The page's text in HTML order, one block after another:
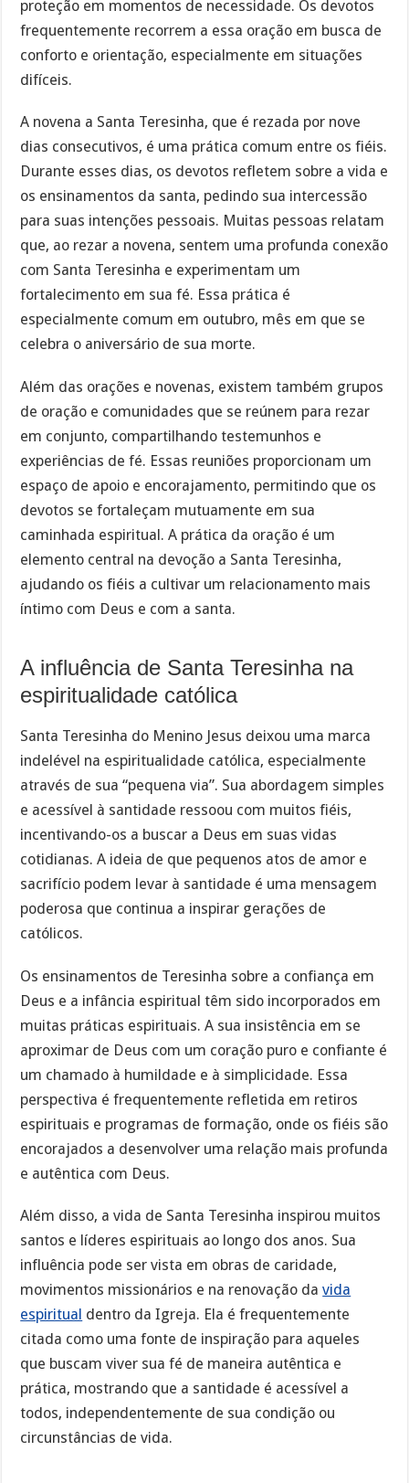
proteção em momentos de necessidade. Os devotos
frequentemente recorrem a essa oração em busca de
conforto e orientação, especialmente em situações
difíceis.
A novena a Santa Teresinha, que é rezada por nove
dias consecutivos, é uma prática comum entre os fiéis.
Durante esses dias, os devotos refletem sobre a vida e
os ensinamentos da santa, pedindo sua intercessão
para suas intenções pessoais. Muitas pessoas relatam
que, ao rezar a novena, sentem uma profunda conexão
com Santa Teresinha e experimentam um
fortalecimento em sua fé. Essa prática é
especialmente comum em outubro, mês em que se
celebra o aniversário de sua morte.
Além das orações e novenas, existem também grupos
de oração e comunidades que se reúnem para rezar
em conjunto, compartilhando testemunhos e
experiências de fé. Essas reuniões proporcionam um
espaço de apoio e encorajamento, permitindo que os
devotos se fortaleçam mutuamente em sua
caminhada espiritual. A prática da oração é um
elemento central na devoção a Santa Teresinha,
ajudando os fiéis a cultivar um relacionamento mais
íntimo com Deus e com a santa.
A influência de Santa Teresinha na
espiritualidade católica
Santa Teresinha do Menino Jesus deixou uma marca
indelével na espiritualidade católica, especialmente
através de sua “pequena via”. Sua abordagem simples
e acessível à santidade ressoou com muitos fiéis,
incentivando-os a buscar a Deus em suas vidas
cotidianas. A ideia de que pequenos atos de amor e
sacrifício podem levar à santidade é uma mensagem
poderosa que continua a inspirar gerações de
católicos.
Os ensinamentos de Teresinha sobre a confiança em
Deus e a infância espiritual têm sido incorporados em
muitas práticas espirituais. A sua insistência em se
aproximar de Deus com um coração puro e confiante é
um chamado à humildade e à simplicidade. Essa
perspectiva é frequentemente refletida em retiros
espirituais e programas de formação, onde os fiéis são
encorajados a desenvolver uma relação mais profunda
e autêntica com Deus.
Além disso, a vida de Santa Teresinha inspirou muitos
santos e líderes espirituais ao longo dos anos. Sua
influência pode ser vista em obras de caridade,
movimentos missionários e na renovação davida
espiritual dentro da Igreja. Ela é frequentemente
citada como uma fonte de inspiração para aqueles
que buscam viver sua fé de maneira autêntica e
prática, mostrando que a santidade é acessível a
todos, independentemente de sua condição ou
circunstâncias de vida.